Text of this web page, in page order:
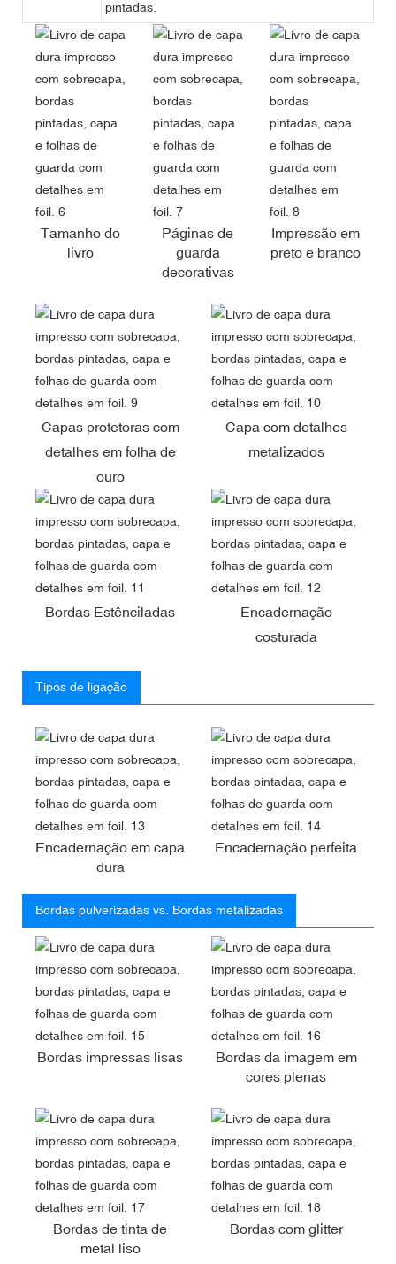
pintadas.
Tamanho do
livro
Páginas de
guarda
decorativas
Impressão em
preto e branco
Capas protetoras com
detalhes em folha de
ouro
Capa com detalhes
metalizados
Bordas Estênciladas
Encadernação
costurada
Tipos de ligação
Encadernação em capa
dura
Encadernação perfeita
Bordas pulverizadas vs. Bordas metalizadas
Bordas impressas lisas
Bordas da imagem em
cores plenas
Bordas de tinta de
metal liso
Bordas com glitter